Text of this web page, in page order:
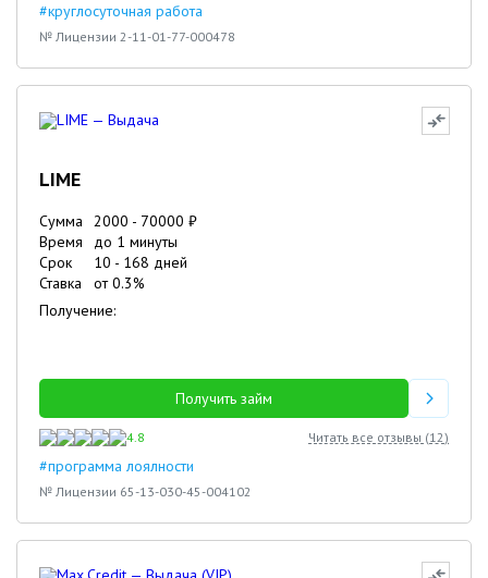
#круглосуточная работа
№ Лицензии 2-11-01-77-000478
LIME
Сумма 2000 - 70000 ₽
Время
до 1 минуты
Срок
10 - 168 дней
Ставка
от0.3%
Получение:
Получить займ
4.8 Читать все отзывы (12)
#программа лоялности
№ Лицензии 65-13-030-45-004102